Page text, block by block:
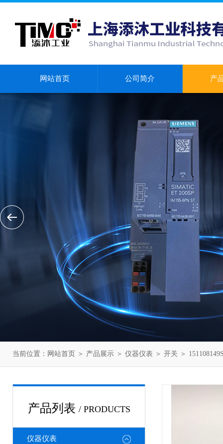
网站首页 公司简介 产
当前位置： 网站首页 ＞ 产品展示 ＞ 仪器仪表 ＞ 开关 ＞
产品列表 / PRODUCTS
仪器仪表